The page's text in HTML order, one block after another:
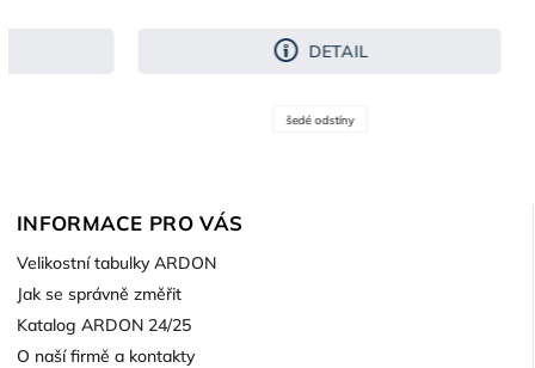
DETAIL
šedé odstíny
INFORMACE PRO VÁS
Velikostní tabulky ARDON
Jak se správně změřit
Katalog ARDON 24/25
O naší firmě a kontakty